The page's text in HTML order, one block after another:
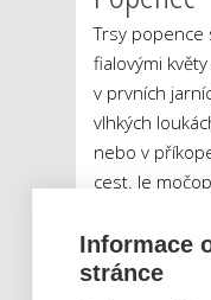
Trsy popence
fialovými
v prvních
vlhkých
nebo v
cest. Je
Nejlepší je ho
na jaře a
Informace
stránce